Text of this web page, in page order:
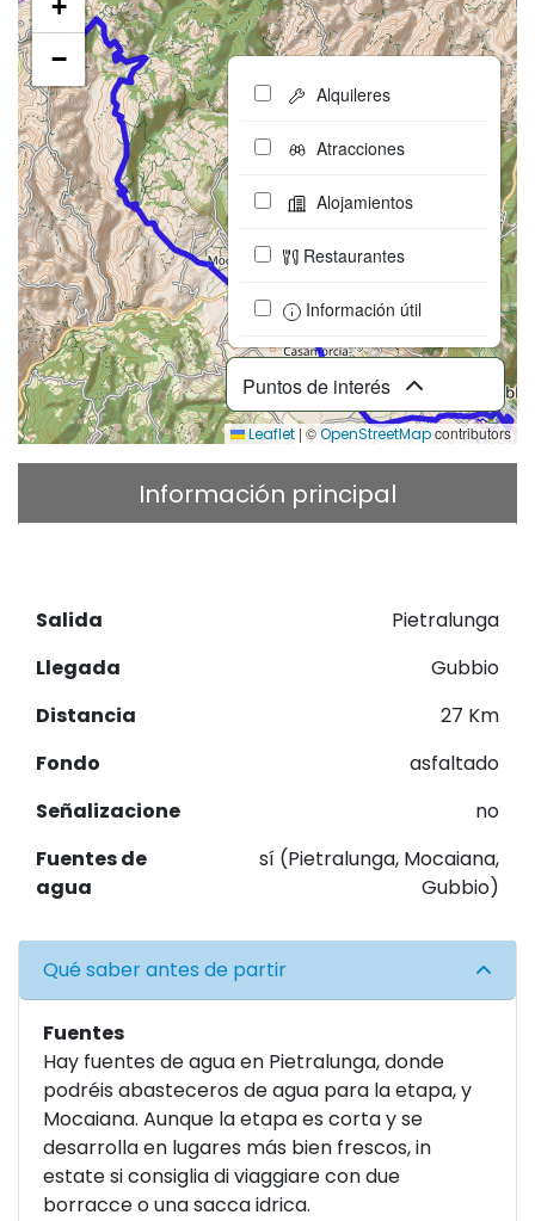
+
−
Puntos de interés
Alquileres
Atracciones
Alojamientos
Restaurantes
Información útil
Leaflet | ©OpenStreetMapcontributors
Información principal
Salida
Pietralunga
Llegada
Gubbio
Distancia
27 Km
Fondo
asfaltado
Señalizacione
no
Fuentes de
agua
sí (Pietralunga, Mocaiana,
Gubbio)
Qué saber antes de partir
Fuentes
Hay fuentes de agua en Pietralunga, donde
podréis abasteceros de agua para la etapa, y
Mocaiana. Aunque la etapa es corta y se
desarrolla en lugares más bien frescos, in
estate si consiglia di viaggiare con due
borracce o una sacca idrica.